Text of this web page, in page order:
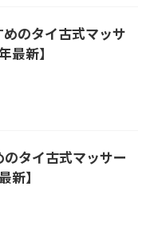
のタイ古式マッサ
最新】
タイ古式マッサー
新】